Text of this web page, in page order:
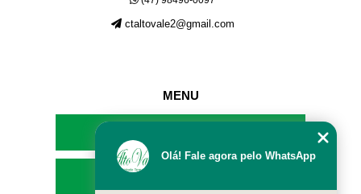
ctaltovale2@gmail.com
MENU
Olá! Fale agora pelo WhatsApp